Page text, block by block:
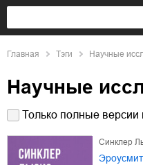
Главная Тэги Научные
Научные
Только полные версии
Синклер
Эроусмит